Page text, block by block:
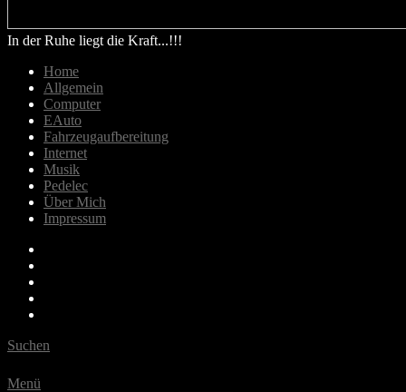
In der Ruhe liegt die Kraft...!!!
Home
Allgemein
Computer
EAuto
Fahrzeugaufbereitung
Internet
Musik
Pedelec
Über Mich
Impressum
Suchen
Menü